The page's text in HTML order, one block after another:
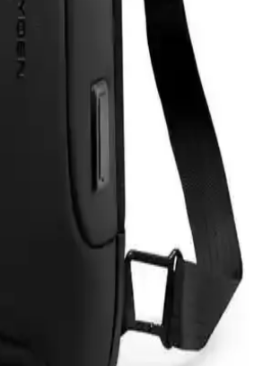
ve hızlı SSD ile günlük kullanım ve ofis
ve uygun fiyatlı bir dizüstü bilgisayardır.
öne çıkar.
S9 FE+ Plus için Nano
Koruyucu İncelemesi
FE+ Plus için tasarlanmış nano cam ekran
ve net görüntü sağlar. Kolay
azaltıcı özellikleriyle ekran
Uyumlu 42-49 mm Kordonlar
Özellikleri
Watch uyumlu, çeşitli renk ve boyut
kordonları, estetik ve dayanıklılık
sağlar.
MR-7510 USB Şarj Portlu
ve Özellikleri